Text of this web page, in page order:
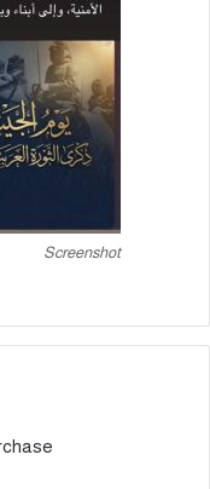
Screenshot